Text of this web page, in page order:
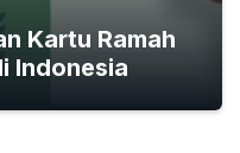
Kartu Ramah
Indonesia